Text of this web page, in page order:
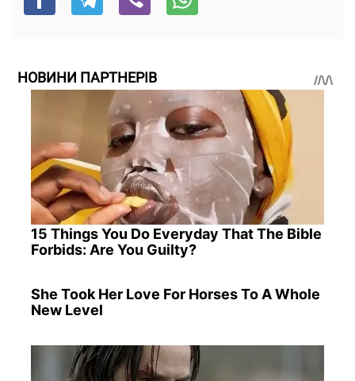
НОВИНИ ПАРТНЕРІВ
15 Things You Do Everyday That The Bible
Forbids: Are You Guilty?
She Took Her Love For Horses To A Whole
New Level